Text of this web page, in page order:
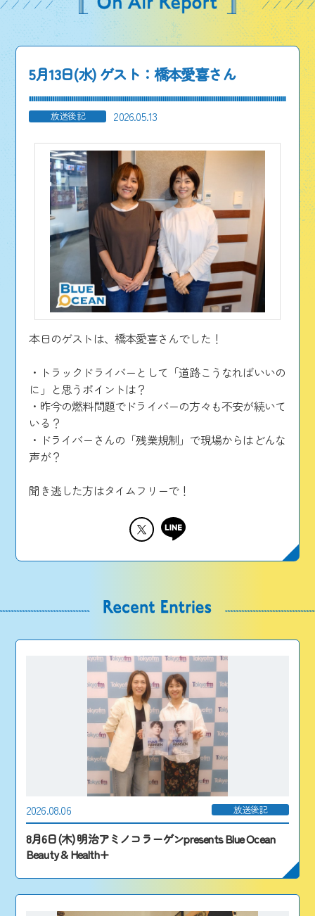
5月13日(水) ゲスト：橋本愛喜さん
放送後記 2026.05.13
本日のゲストは、橋本愛喜さんでした！
・トラックドライバーとして「道路こうなればいいの
に」と思うポイントは？
・昨今の燃料問題でドライバーの方々も不安が続いて
いる？
・ドライバーさんの「残業規制」で現場からはどんな
声が？
聞き逃した方はタイムフリーで！
2026.08.06 放送後記
8月6日(木) 明治アミノコラーゲンpresents Blue Ocean
Beauty & Health+